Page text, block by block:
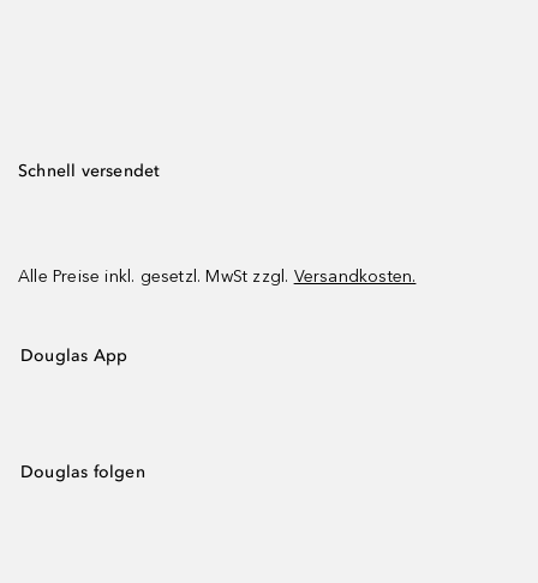
Schnell versendet
Alle Preise inkl. gesetzl. MwSt zzgl. Versandkosten.
Douglas App
Douglas folgen